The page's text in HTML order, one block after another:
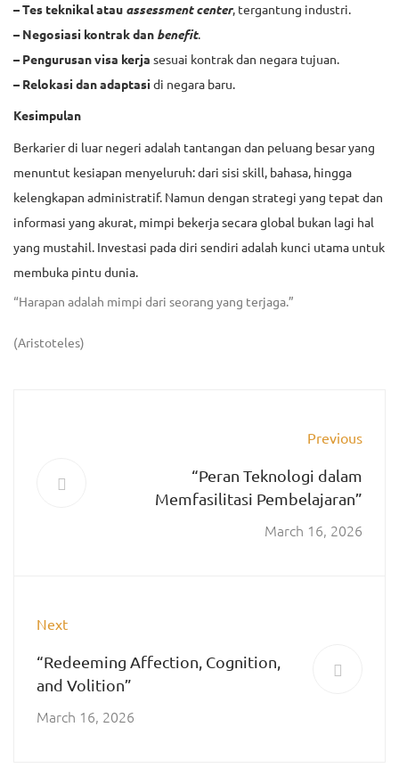
– Tes teknikal atau assessment center, tergantung industri.
– Negosiasi kontrak dan benefit.
– Pengurusan visa kerja sesuai kontrak dan negara tujuan.
– Relokasi dan adaptasi di negara baru.
Kesimpulan
Berkarier di luar negeri adalah tantangan dan peluang besar yang
menuntut kesiapan menyeluruh: dari sisi skill, bahasa, hingga
kelengkapan administratif. Namun dengan strategi yang tepat dan
informasi yang akurat, mimpi bekerja secara global bukan lagi hal
yang mustahil. Investasi pada diri sendiri adalah kunci utama untuk
membuka pintu dunia.
“Harapan adalah mimpi dari seorang yang terjaga.”
(Aristoteles)
Previous
“Peran Teknologi dalam
Memfasilitasi Pembelajaran”
March 16, 2026
Next
“Redeeming Affection, Cognition,
and Volition”
March 16, 2026